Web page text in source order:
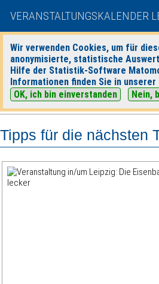
VERANSTALTUNGSKALENDER
Wir verwenden Cookies, um für
anonymisierte, statistische
Hilfe der Statistik-Software
Informationen finden Sie in unserer
OK, ich bin einverstanden
Nein,
heute
Tipps für die nächsten